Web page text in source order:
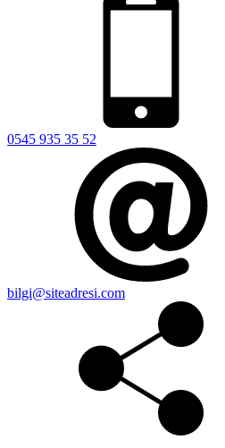
0545 935 35 52
bilgi@siteadresi.com